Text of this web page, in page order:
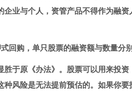
企业与个人，资管产品不得作为融
回购，单只股票的融资额与数量分
胜于原《办法》。股票可以用来投
种风险是无法提前预估的。如果你